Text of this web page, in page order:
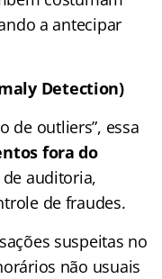
a antecipar
Detection)
de outliers”, essa
fora do
de auditoria,
de fraudes.
suspeitas no
não usuais